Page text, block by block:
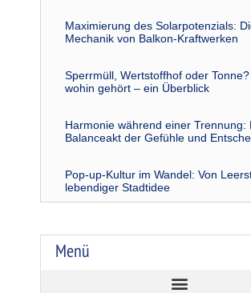
Maximierung des Solarpotenzials:
Mechanik von Balkon-Kraftwerken
Sperrmüll, Wertstoffhof oder Tonne?
wohin gehört – ein Überblick
Harmonie während einer Trennung:
Balanceakt der Gefühle und
Pop-up-Kultur im Wandel: Von
lebendiger Stadtidee
Menü